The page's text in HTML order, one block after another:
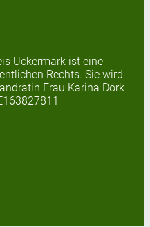
Uckermark ist eine
Rechts. Sie wird
Frau Karina Dörk